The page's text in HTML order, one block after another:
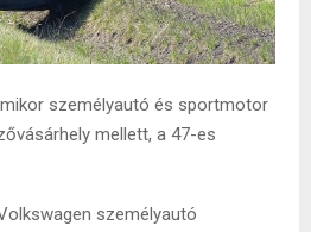
személyautó és sportmotor
mellett, a 47-es
személyautó